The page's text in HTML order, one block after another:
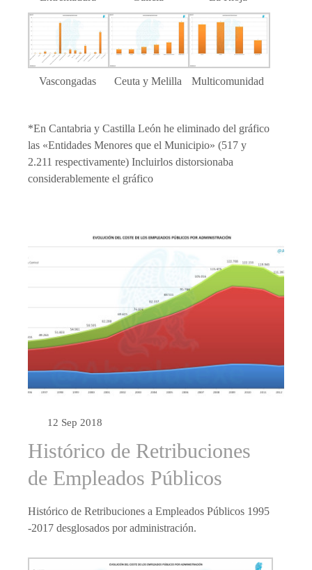
Vascongadas Ceuta y Melilla Multicomunidad
*En Cantabria y Castilla León he eliminado del gráfico
las «Entidades Menores que el Municipio» (517 y
2.211 respectivamente) Incluirlos distorsionaba
considerablemente el gráfico
12 Sep 2018
Histórico de Retribuciones
de Empleados Públicos
Histórico de Retribuciones a Empleados Públicos 1995
-2017 desglosados por administración.